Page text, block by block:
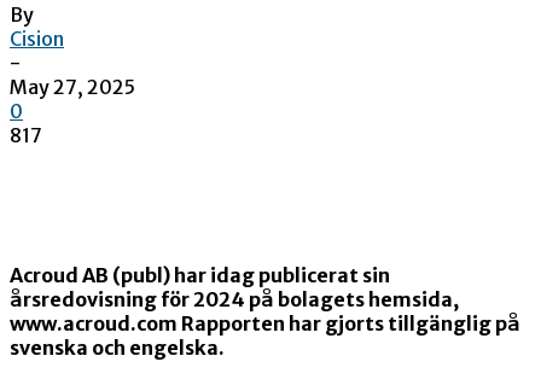
By
Cision
-
May 27, 2025
0
817
Acroud AB (publ) har idag publicerat sin
årsredovisning för 2024 på bolagets hemsida,
www.acroud.com Rapporten har gjorts tillgänglig på
svenska och engelska.